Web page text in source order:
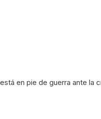
está en pie de guerra ante la